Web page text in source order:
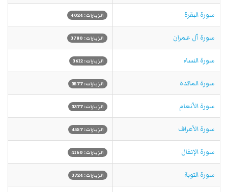
سورة البقرة الزيارات: 4024
سورة آل عمران الزيارات: 3780
سورة النساء الزيارات: 3612
سورة المائدة الزيارات: 3577
سورة الأنعام الزيارات: 3377
سورة الأعراف الزيارات: 4557
سورة الإنفال الزيارات: 4160
سورة التوبة الزيارات: 3724